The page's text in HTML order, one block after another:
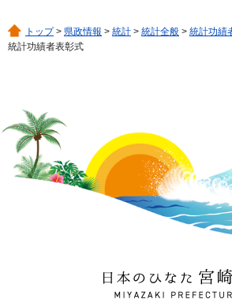
トップ> 県政情報 > 統計 > 統計全般 > 統計功績
統計功績者表彰式
日本のひなた 宮崎県
MIYAZAKI PREFECTURE